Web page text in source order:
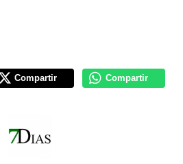
Compartir Compartir